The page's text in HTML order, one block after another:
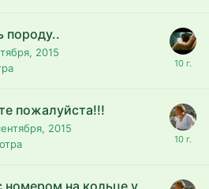
породу..
2015
пожалуйста!!!
2015